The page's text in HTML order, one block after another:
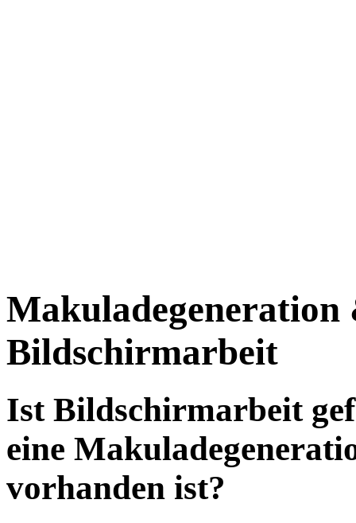
Makuladegeneration
Bildschirmarbeit
Ist Bildschirmarbeit
eine
vorhanden ist?